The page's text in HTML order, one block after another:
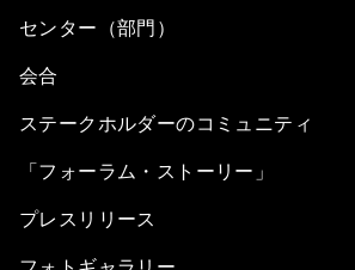
センター（部門）
会合
ステークホルダーのコミュニティ
「フォーラム・ストーリー」
プレスリリース